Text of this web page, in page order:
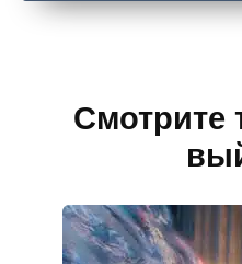
Смотрите